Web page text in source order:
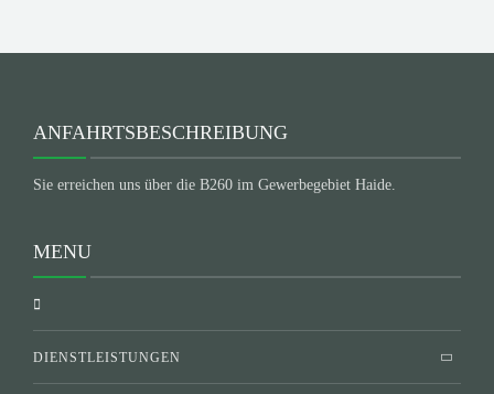
ANFAHRTSBESCHREIBUNG
Sie erreichen uns über die B260 im Gewerbegebiet Haide.
MENU
DIENSTLEISTUNGEN